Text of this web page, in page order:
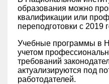
образования можно
квалификации или
переподготовки с 2019
Учебные программы в
учетом
требований
актуализируются под
работодателей.